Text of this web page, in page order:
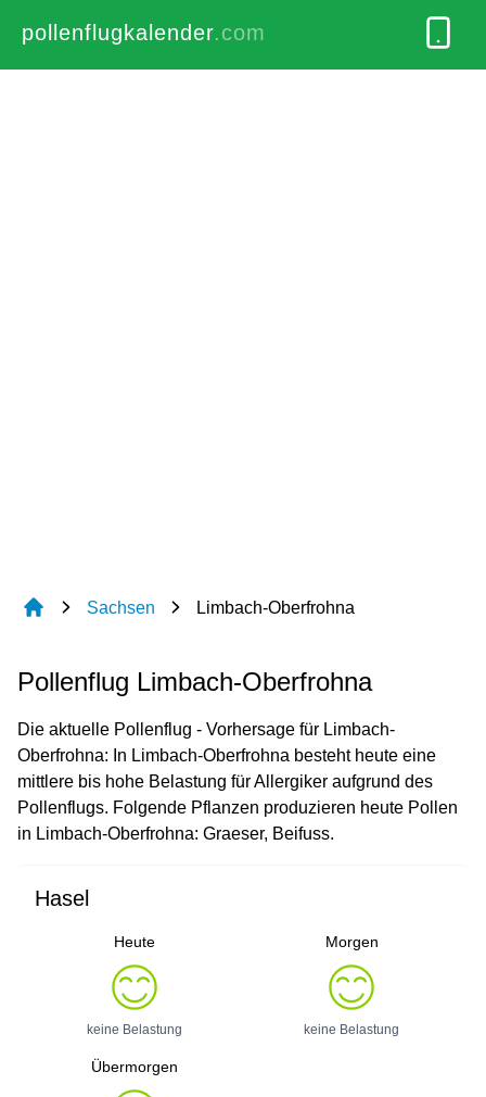
pollenflugkalender.com
Sachsen Limbach-Oberfrohna
Pollenflug Limbach-Oberfrohna
Die aktuelle Pollenflug - Vorhersage für Limbach-
Oberfrohna: In Limbach-Oberfrohna besteht heute eine
mittlere bis hohe Belastung für Allergiker aufgrund des
Pollenflugs. Folgende Pflanzen produzieren heute Pollen
in Limbach-Oberfrohna: Graeser, Beifuss.
Hasel
Heute
keine Belastung
Morgen
keine Belastung
Übermorgen